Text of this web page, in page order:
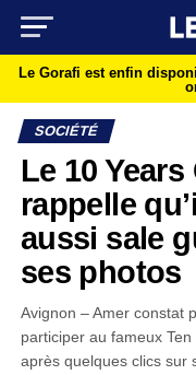
Le Gorafi est enfin
SOCIÉTÉ
Le 10
rappelle
aussi sale
ses photos
Avignon – Amer constat
participer au fameux
après quelques clics sur